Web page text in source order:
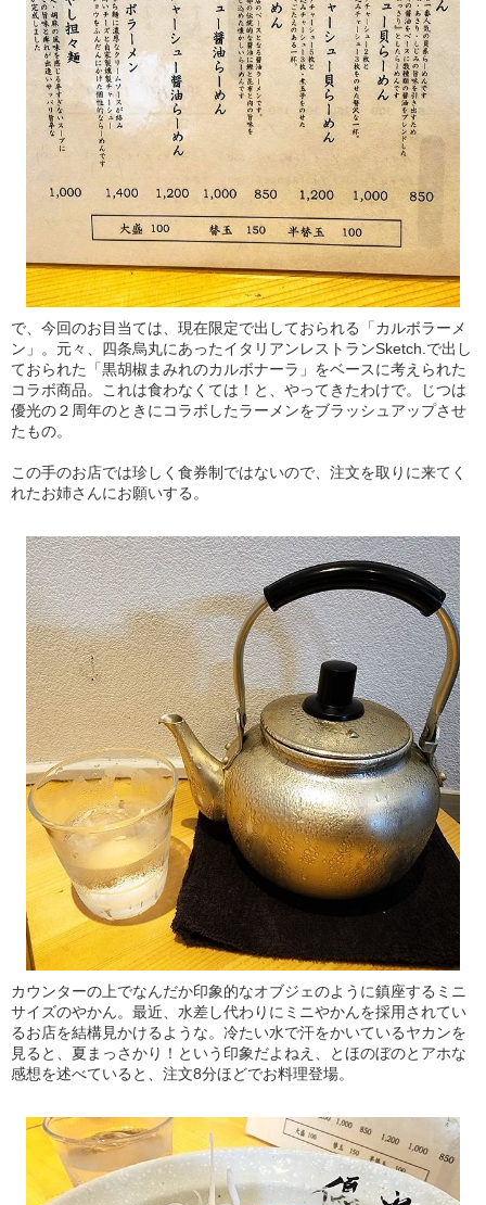
で、今回のお目当ては、現在限定で出しておられる「カルボラーメ
ン」。元々、四条烏丸にあったイタリアンレストランSketch.で出し
ておられた「黒胡椒まみれのカルボナーラ」をベースに考えられた
コラボ商品。これは食わなくては！と、やってきたわけで。じつは
優光の２周年のときにコラボしたラーメンをブラッシュアップさせ
たもの。
この手のお店では珍しく食券制ではないので、注文を取りに来てく
れたお姉さんにお願いする。
カウンターの上でなんだか印象的なオブジェのように鎮座するミニ
サイズのやかん。最近、水差し代わりにミニやかんを採用されてい
るお店を結構見かけるような。冷たい水で汗をかいているヤカンを
見ると、夏まっさかり！という印象だよねえ、とほのぼのとアホな
感想を述べていると、注文8分ほどでお料理登場。